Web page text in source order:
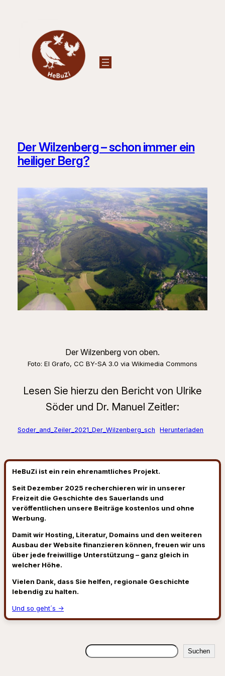
Der Wilzenberg – schon immer ein
heiliger Berg?
Der Wilzenberg von oben.
Foto: El Grafo, CC BY-SA 3.0 via Wikimedia Commons
Lesen Sie hierzu den Bericht von Ulrike
Söder und Dr. Manuel Zeitler:
Soder_and_Zeiler_2021_Der_Wilzenberg_sch Herunterladen
HeBuZi ist ein rein ehrenamtliches Projekt.
Seit Dezember 2025 recherchieren wir in unserer
Freizeit die Geschichte des Sauerlands und
veröffentlichen unsere Beiträge kostenlos und ohne
Werbung.
Damit wir Hosting, Literatur, Domains und den weiteren
Ausbau der Website finanzieren können, freuen wir uns
über jede freiwillige Unterstützung – ganz gleich in
welcher Höhe.
Vielen Dank, dass Sie helfen, regionale Geschichte
lebendig zu halten.
Und so geht´s →
Suchen